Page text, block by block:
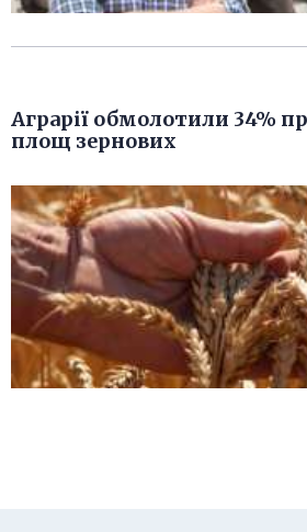
Аграрії обмолотили 34%
площ зернових